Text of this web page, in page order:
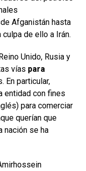
Afganistán hasta
culpa de ello a Irán.
Unido, Rusia y
vías para
En particular,
entidad con fines
para comerciar
querían que
nación se ha